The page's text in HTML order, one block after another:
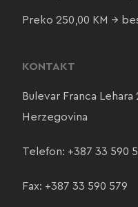
Preko 250,00 KM →
KONTAKT
Bulevar Franca Lehara
Herzegovina
Telefon: +387 33 590
Fax: +387 33 590 579